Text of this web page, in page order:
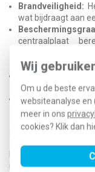
Wij
Om u de beste
websiteanalyse en
meer in ons
cookies? Klik dan
Brandveiligheid:
wat bijdraagt aan
centraalplaat
bescherming
geschikt is voor de
Afmetingen:
opbouwhoogte van
Keurmerken:
keurmerk, een
Eenvoudig te
De Niko Original-